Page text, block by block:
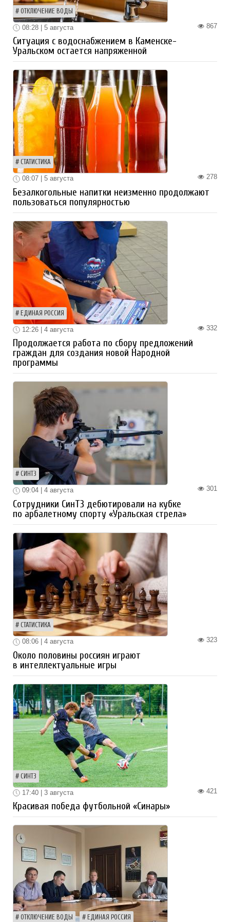
ОТКЛЮЧЕНИЕ ВОДЫ
867
08:28 | 5 августа
Ситуация с водоснабжением в Каменске-
Уральском остается напряженной
СТАТИСТИКА
278
08:07 | 5 августа
Безалкогольные напитки неизменно продолжают
пользоваться популярностью
ЕДИНАЯ РОССИЯ
332
12:26 | 4 августа
Продолжается работа по сбору предложений
граждан для создания новой Народной
программы
СИНТЗ
301
09:04 | 4 августа
Сотрудники СинТЗ дебютировали на кубке
по арбалетному спорту «Уральская стрела»
СТАТИСТИКА
323
08:06 | 4 августа
Около половины россиян играют
в интеллектуальные игры
СИНТЗ
421
17:40 | 3 августа
Красивая победа футбольной «Синары»
ОТКЛЮЧЕНИЕ ВОДЫ ЕДИНАЯ РОССИЯ